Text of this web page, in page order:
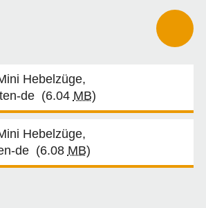
Hebelzüge,
de (6.04 MB)
Hebelzüge,
de (6.08 MB)